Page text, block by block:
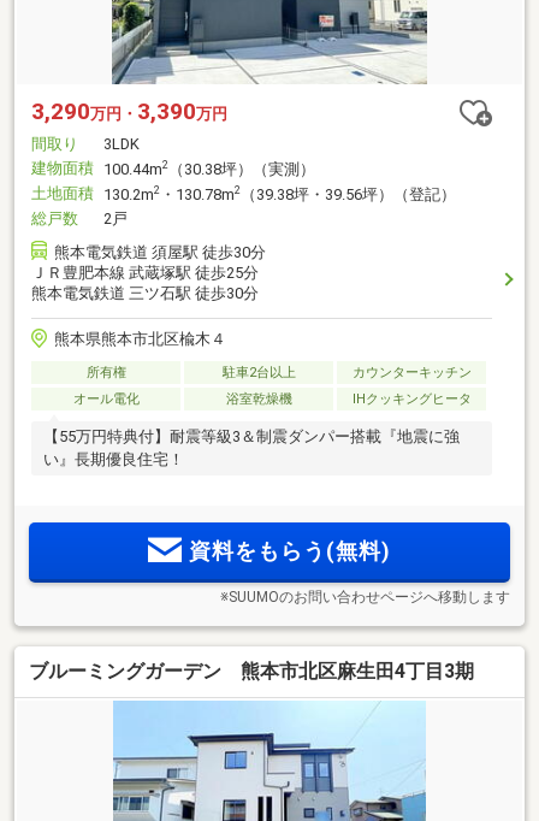
3,290万円・ 3,390万円
間取り
3LDK
建物面積 100.44m2
（30.38坪）（実測）
土地面積 130.2m2 ・130.78m2
（39.38坪・39.56坪）（登記）
総戸数
2戸
熊本電気鉄道 須屋駅 徒歩30分
ＪＲ豊肥本線 武蔵塚駅 徒歩25分
熊本電気鉄道 三ツ石駅 徒歩30分
熊本県熊本市北区楡木４
所有権 駐車2台以上
カウンターキッチン
オール電化
浴室乾燥機 IHクッキングヒータ
【55万円特典付】耐震等級3＆制震ダンパー搭載『地震に強
い』長期優良住宅！
資料をもらう(無料)
※SUUMOのお問い合わせページへ移動します
ブルーミングガーデン 熊本市北区麻生田4丁目3期